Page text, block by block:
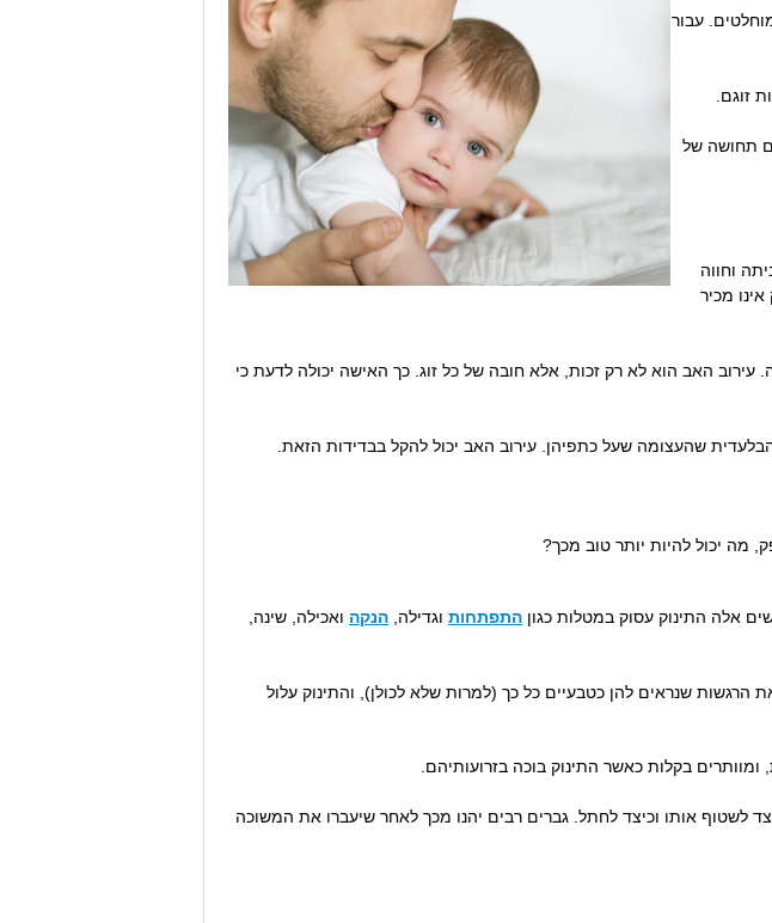
עבור
זוגם.
תחושה של
וחווה
מכיר
האב הוא לא רק זכות, אלא חובה של כל זוג. כך האישה יכולה לדעת כי
שהעצומה שעל כתפיהן. עירוב האב יכול להקל בבדידות הזאת.
מה יכול להיות יותר טוב מכך?
אלה התינוק עסוק במטלות כגון התפתחות וגדילה, הנקה ואכילה, שינה,
שנראים להן כטבעיים כל כך (למרות שלא לכולן), והתינוק עלול
בקלות כאשר התינוק בוכה בזרועותיהם.
לשטוף אותו וכיצד לחתל. גברים רבים יהנו מכך לאחר שיעברו את המשוכה